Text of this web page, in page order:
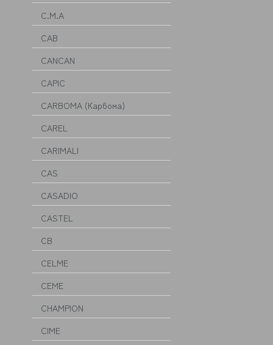
C.M.A
CAB
CANCAN
CAPIC
CARBOMA (Карбома)
CAREL
CARIMALI
CAS
CASADIO
CASTEL
CB
CELME
CEME
CHAMPION
CIME